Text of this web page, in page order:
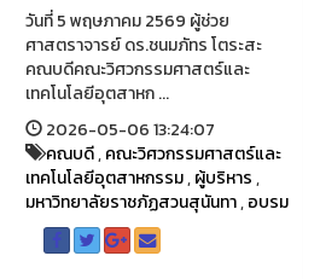
วันที่ 5 พฤษภาคม 2569 ผู้ช่วย
ศาสตราจารย์ ดร.ชนมภัทร โตระสะ
คณบดีคณะวิศวกรรมศาสตร์และ
เทคโนโลยีอุตสาหก ...
2026-05-06 13:24:07
คณบดี,คณะวิศวกรรมศาสตร์และ
เทคโนโลยีอุตสาหกรรม,ผู้บริหาร,
มหาวิทยาลัยราชภัฏสวนสุนันทา,อบรม